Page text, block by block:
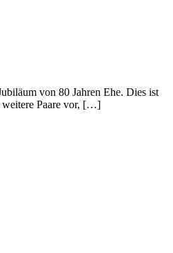
von 80 Jahren Ehe. Dies ist
weitere Paare vor, […]